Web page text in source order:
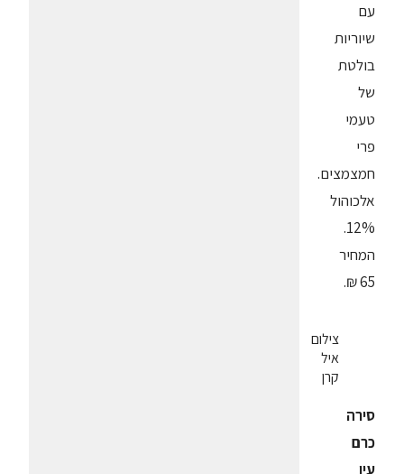
עם
שיוריות
בולטת
של
טעמי
פרי
חמצמצים.
אלכוהול
12%.
המחיר
65 ₪.
צילום
איל
קרן
סירה
כרם
עין